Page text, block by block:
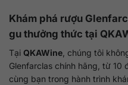
Khám phá rượu
gu thưởng thức tại
Tại QKAWine , chúng tôi
Glenfarclas chính hãng, từ 10
cùng bạn trong hành trình